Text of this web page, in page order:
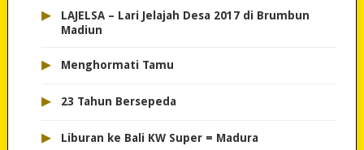
▸
LAJELSA – Lari Jelajah Desa 2017 di Brumbun
Madiun
▸ Menghormati Tamu
▸ 23 Tahun Bersepeda
▸ Liburan ke Bali KW Super = Madura